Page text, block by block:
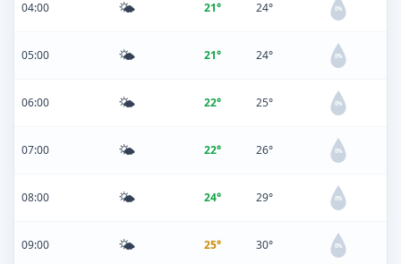
04:00 🌤️ 21° 24° 0%
05:00 🌤️ 21° 24° 0%
06:00 🌤️ 22° 25° 0%
07:00 🌤️ 22° 26° 0%
08:00 🌤️ 24° 29° 0%
09:00 🌤️ 25° 30° 0%